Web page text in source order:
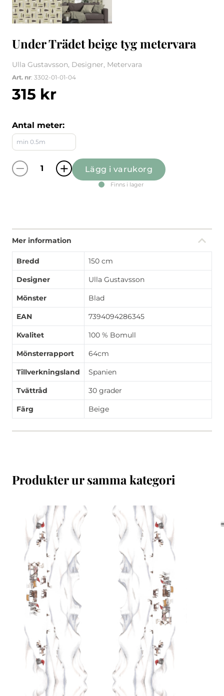
Under Trädet beige tyg metervara
Ulla Gustavsson, Designer, Metervara
Art. nr: 3302-01-01-04
315 kr
Antal meter:
Under Trädet beige tyg metervara mängd
Lägg i varukorg
Finns i lager
Mer information
Bredd 150 cm
Designer Ulla Gustavsson
Mönster Blad
EAN 7394094286345
Kvalitet 100 % Bomull
Mönsterrapport 64cm
Tillverkningsland Spanien
Tvättråd 30 grader
Färg Beige
Produkter ur samma kategori